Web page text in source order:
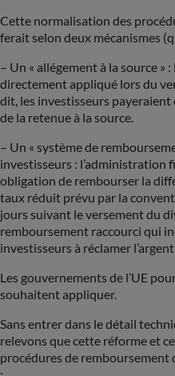
Cette normalisation des
ferait selon deux mécanismes
– Un « allégement à la source
directement appliqué lors du
dit, les investisseurs
de la retenue à la source.
– Un « système de
investisseurs : l’administration
obligation de rembourser la
taux réduit prévu par la
jours suivant le versement du
remboursement raccourci qui
investisseurs à réclamer
Les gouvernements de l’UE
souhaitent appliquer.
Sans entrer dans le détail
relevons que cette réforme et
procédures de remboursement